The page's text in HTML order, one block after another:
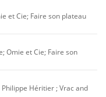
et Cie; Faire son plateau
Omie et Cie; Faire son
Héritier ; Vrac and